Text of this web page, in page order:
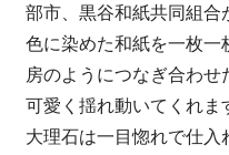
部市、黒谷和紙共同組合
色に染めた和紙を一枚一
房のようにつなぎ合わ
可愛く揺れ動いてくれ
大理石は一目惚れで仕